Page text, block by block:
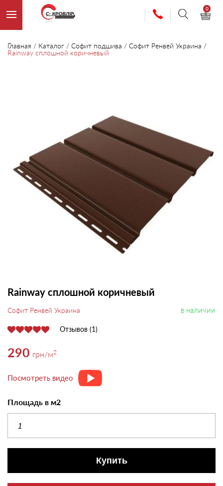
0
Главная / Каталог / Софит подшива / Софит Ренвей Украина /
Rainway сплошной коричневый
Rainway сплошной коричневый
Софит Ренвей Украина в наличии
Отзывов (1)
290 грн/м2
Посмотреть видео
Площадь в м2
Купить